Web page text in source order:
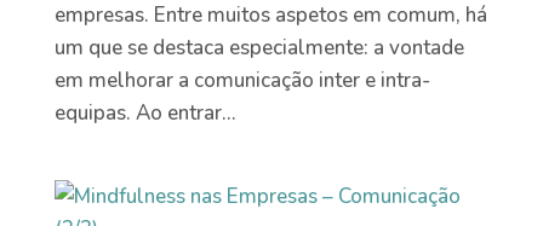
empresas. Entre muitos aspetos em comum, há
um que se destaca especialmente: a vontade
em melhorar a comunicação inter e intra-
equipas. Ao entrar...